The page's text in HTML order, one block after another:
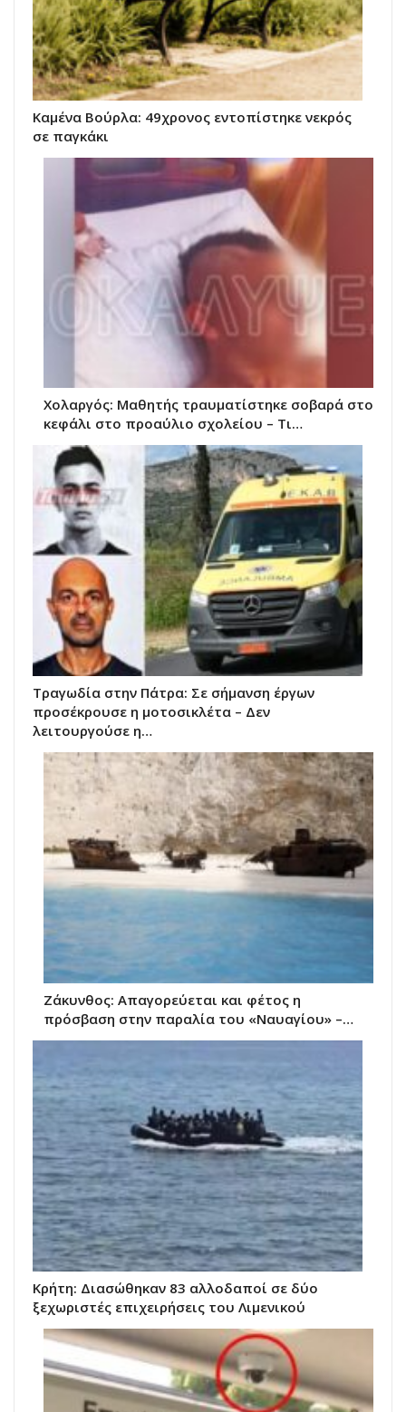
Καμένα Βούρλα: 49χρονος εντοπίστηκε νεκρός
σε παγκάκι
Χολαργός: Μαθητής τραυματίστηκε σοβαρά στο
κεφάλι στο προαύλιο σχολείου – Τι…
Τραγωδία στην Πάτρα: Σε σήμανση έργων
προσέκρουσε η μοτοσικλέτα – Δεν
λειτουργούσε η…
Ζάκυνθος: Απαγορεύεται και φέτος η
πρόσβαση στην παραλία του «Ναυαγίου» –…
Κρήτη: Διασώθηκαν 83 αλλοδαποί σε δύο
ξεχωριστές επιχειρήσεις του Λιμενικού